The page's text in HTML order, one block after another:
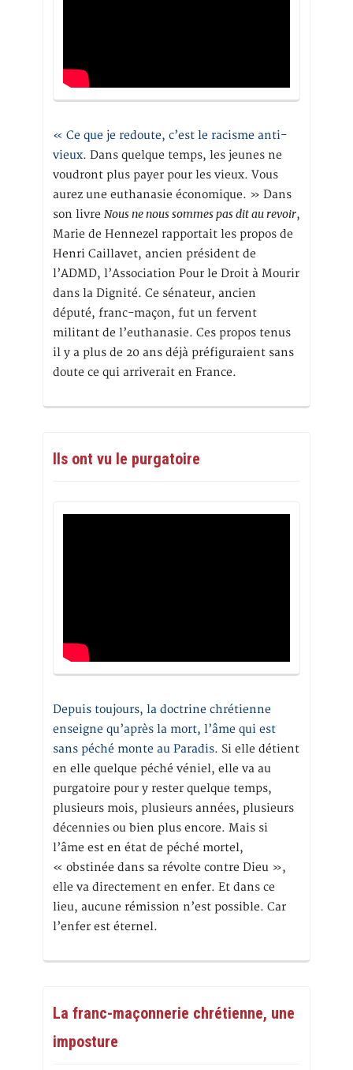
« Ce que je redoute, c’est le racisme anti-
vieux. Dans quelque temps, les jeunes ne
voudront plus payer pour les vieux. Vous
aurez une euthanasie économique. » Dans
son livre Nous ne nous sommes pas dit au revoir,
Marie de Hennezel rapportait les propos de
Henri Caillavet, ancien président de
l’ADMD, l’Association Pour le Droit à Mourir
dans la Dignité. Ce sénateur, ancien
député, franc-maçon, fut un fervent
militant de l’euthanasie. Ces propos tenus
il y a plus de 20 ans déjà préfiguraient sans
doute ce qui arriverait en France.
Ils ont vu le purgatoire
Depuis toujours, la doctrine chrétienne
enseigne qu’après la mort, l’âme qui est
sans péché monte au Paradis. Si elle détient
en elle quelque péché véniel, elle va au
purgatoire pour y rester quelque temps,
plusieurs mois, plusieurs années, plusieurs
décennies ou bien plus encore. Mais si
l’âme est en état de péché mortel,
« obstinée dans sa révolte contre Dieu »,
elle va directement en enfer. Et dans ce
lieu, aucune rémission n’est possible. Car
l’enfer est éternel.
La franc-maçonnerie chrétienne, une
imposture